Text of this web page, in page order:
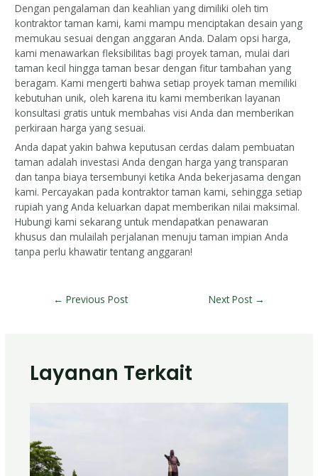
Dengan pengalaman dan keahlian yang dimiliki oleh tim
kontraktor taman kami, kami mampu menciptakan desain yang
memukau sesuai dengan anggaran Anda. Dalam opsi harga,
kami menawarkan fleksibilitas bagi proyek taman, mulai dari
taman kecil hingga taman besar dengan fitur tambahan yang
beragam. Kami mengerti bahwa setiap proyek taman memiliki
kebutuhan unik, oleh karena itu kami memberikan layanan
konsultasi gratis untuk membahas visi Anda dan memberikan
perkiraan harga yang sesuai.
Anda dapat yakin bahwa keputusan cerdas dalam pembuatan
taman adalah investasi Anda dengan harga yang transparan
dan tanpa biaya tersembunyi ketika Anda bekerjasama dengan
kami. Percayakan pada kontraktor taman kami, sehingga setiap
rupiah yang Anda keluarkan dapat memberikan nilai maksimal.
Hubungi kami sekarang untuk mendapatkan penawaran
khusus dan mulailah perjalanan menuju taman impian Anda
tanpa perlu khawatir tentang anggaran!
← Previous Post Next Post →
Layanan Terkait